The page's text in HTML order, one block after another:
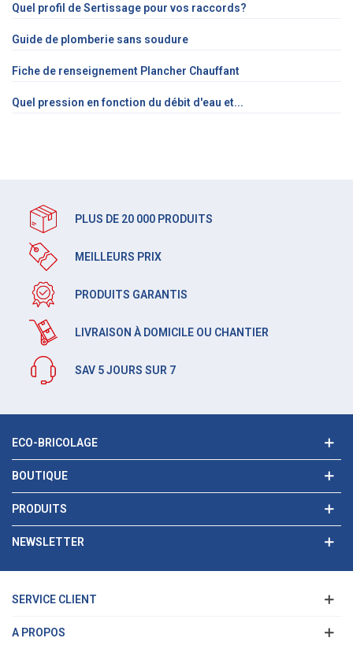
Quel profil de Sertissage pour vos raccords?
Guide de plomberie sans soudure
Fiche de renseignement Plancher Chauffant
Quel pression en fonction du débit d'eau et...
PLUS DE 20 000 PRODUITS
MEILLEURS PRIX
PRODUITS GARANTIS
LIVRAISON À DOMICILE OU CHANTIER
SAV 5 JOURS SUR 7
ECO-BRICOLAGE
BOUTIQUE
PRODUITS
NEWSLETTER
SERVICE CLIENT
A PROPOS